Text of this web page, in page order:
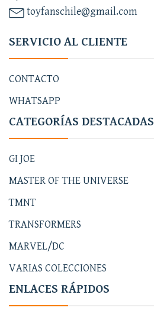
toyfanschile@gmail.com
SERVICIO AL CLIENTE
CONTACTO
WHATSAPP
CATEGORÍAS DESTACADAS
GI JOE
MASTER OF THE UNIVERSE
TMNT
TRANSFORMERS
MARVEL/DC
VARIAS COLECCIONES
ENLACES RÁPIDOS